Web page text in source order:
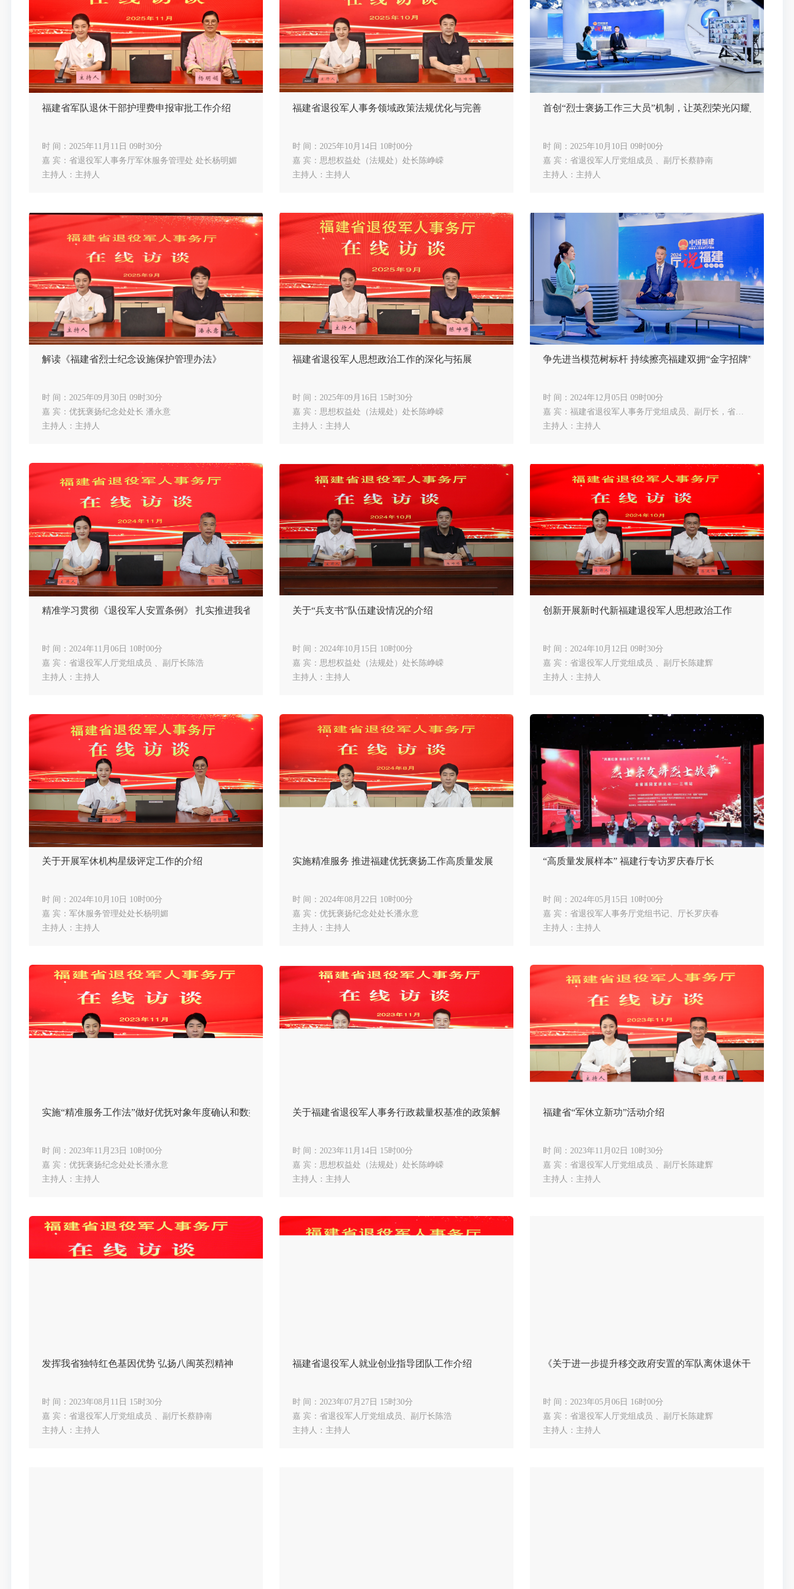
福建省军队退休干部护理费申报审批工作介绍
时 间：2025年11月11日 09时30分
嘉 宾：省退役军人事务厅军休服务管理处 处长杨明媚
主持人：主持人
福建省退役军人事务领域政策法规优化与完善
时 间：2025年10月14日 10时00分
嘉 宾：思想权益处（法规处）处长陈峥嵘
主持人：主持人
首创“烈士褒扬工作三大员”机制，让英烈荣光闪耀八闽大地
时 间：2025年10月10日 09时00分
嘉 宾：省退役军人厅党组成员 、副厅长蔡静南
主持人：主持人
解读《福建省烈士纪念设施保护管理办法》
时 间：2025年09月30日 09时30分
嘉 宾：优抚褒扬纪念处处长 潘永意
主持人：主持人
福建省退役军人思想政治工作的深化与拓展
时 间：2025年09月16日 15时30分
嘉 宾：思想权益处（法规处）处长陈峥嵘
主持人：主持人
争先进当模范树标杆 持续擦亮福建双拥“金字招牌”
时 间：2024年12月05日 09时00分
嘉 宾：福建省退役军人事务厅党组成员、副厅长，省双拥办常务副主任陈浩
主持人：主持人
精准学习贯彻《退役军人安置条例》 扎实推进我省安置工作高质量发展
时 间：2024年11月06日 10时00分
嘉 宾：省退役军人厅党组成员 、副厅长陈浩
主持人：主持人
关于“兵支书”队伍建设情况的介绍
时 间：2024年10月15日 10时00分
嘉 宾：思想权益处（法规处）处长陈峥嵘
主持人：主持人
创新开展新时代新福建退役军人思想政治工作
时 间：2024年10月12日 09时30分
嘉 宾：省退役军人厅党组成员 、副厅长陈建辉
主持人：主持人
关于开展军休机构星级评定工作的介绍
时 间：2024年10月10日 10时00分
嘉 宾：军休服务管理处处长杨明媚
主持人：主持人
实施精准服务 推进福建优抚褒扬工作高质量发展
时 间：2024年08月22日 10时00分
嘉 宾：优抚褒扬纪念处处长潘永意
主持人：主持人
“高质量发展样本” 福建行专访罗庆春厅长
时 间：2024年05月15日 10时00分
嘉 宾：省退役军人事务厅党组书记、厅长罗庆春
主持人：主持人
实施“精准服务工作法”做好优抚对象年度确认和数据核查工作
时 间：2023年11月23日 10时00分
嘉 宾：优抚褒扬纪念处处长潘永意
主持人：主持人
关于福建省退役军人事务行政裁量权基准的政策解读
时 间：2023年11月14日 15时00分
嘉 宾：思想权益处（法规处）处长陈峥嵘
主持人：主持人
福建省“军休立新功”活动介绍
时 间：2023年11月02日 10时30分
嘉 宾：省退役军人厅党组成员 、副厅长陈建辉
主持人：主持人
发挥我省独特红色基因优势 弘扬八闽英烈精神
时 间：2023年08月11日 15时30分
嘉 宾：省退役军人厅党组成员 、副厅长蔡静南
主持人：主持人
福建省退役军人就业创业指导团队工作介绍
时 间：2023年07月27日 15时30分
嘉 宾：省退役军人厅党组成员、副厅长陈浩
主持人：主持人
《关于进一步提升移交政府安置的军队离休退休干部服务
时 间：2023年05月06日 16时00分
嘉 宾：省退役军人厅党组成员 、副厅长陈建辉
主持人：主持人